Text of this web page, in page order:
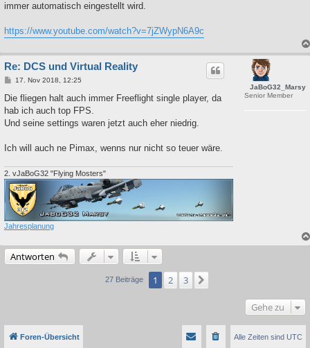
immer automatisch eingestellt wird.
https://www.youtube.com/watch?v=7jZWypN6A9c
JaBoG32_Marsy
Senior Member
Re: DCS und Virtual Reality
B
i
r
a
17. Nov 2018, 12:25
Die fliegen halt auch immer Freeflight single player, da
hab ich auch top FPS.
Und seine settings waren jetzt auch eher niedrig.
Ich will auch ne Pimax, wenns nur nicht so teuer wäre.
2. vJaBoG32 "Flying Mosters"
Jahresplanung
Antworten
27 Beiträge 1 2 3
Gehe zu
Foren-Übersicht Alle Zeiten sind UTC